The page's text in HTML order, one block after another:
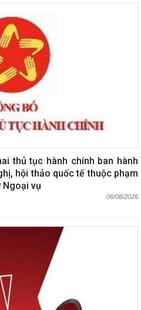
thủ tục hành chính ban hành
hội thảo quốc tế thuộc phạm
Ngoại vụ
06/08/2026